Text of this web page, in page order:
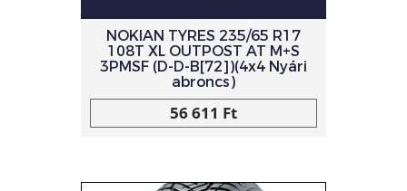
NOKIAN TYRES 235/65 R17
108T XL OUTPOST AT M+S
3PMSF (D-D-B[72])(4x4 Nyári
abroncs)
56 611 Ft